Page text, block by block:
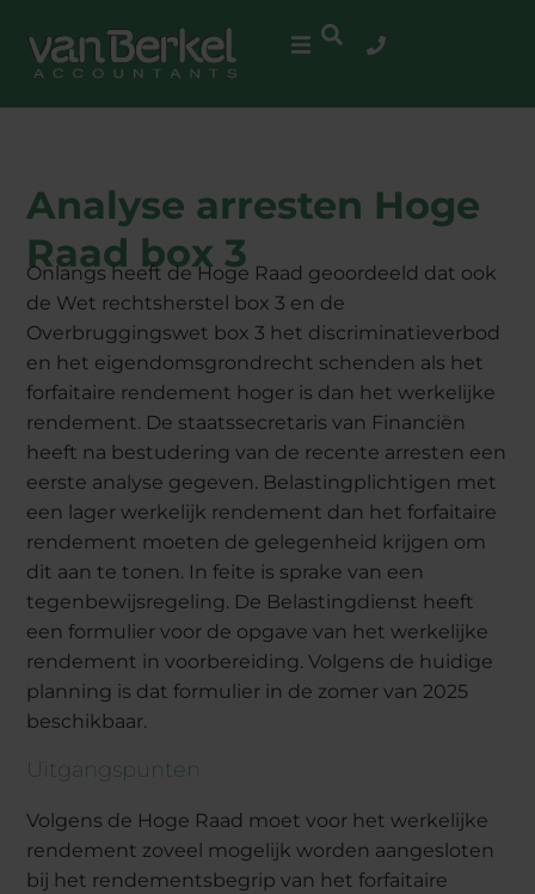
Analyse arresten Hoge
Raad box 3
Onlangs heeft de Hoge Raad geoordeeld dat ook
de Wet rechtsherstel box 3 en de
Overbruggingswet box 3 het discriminatieverbod
en het eigendomsgrondrecht schenden als het
forfaitaire rendement hoger is dan het werkelijke
rendement. De staatssecretaris van Financiën
heeft na bestudering van de recente arresten een
eerste analyse gegeven. Belastingplichtigen met
een lager werkelijk rendement dan het forfaitaire
rendement moeten de gelegenheid krijgen om
dit aan te tonen. In feite is sprake van een
tegenbewijsregeling. De Belastingdienst heeft
een formulier voor de opgave van het werkelijke
rendement in voorbereiding. Volgens de huidige
planning is dat formulier in de zomer van 2025
beschikbaar.
Uitgangspunten
Volgens de Hoge Raad moet voor het werkelijke
rendement zoveel mogelijk worden aangesloten
bij het rendementsbegrip van het forfaitaire